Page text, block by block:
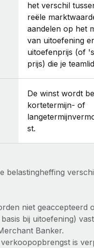
het verschil
reële
aandelen op het
van uitoefening
uitoefenprijs (of
prijs) die je
De winst wordt
kortetermijn- of
st.
belastingheffing
niet geaccepteerd
bij uitoefening)
Banker.
is